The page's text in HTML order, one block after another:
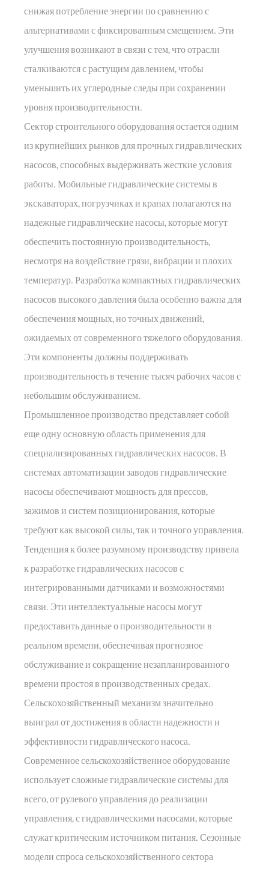
снижая потребление энергии по сравнению с
альтернативами с фиксированным смещением. Эти
улучшения возникают в связи с тем, что отрасли
сталкиваются с растущим давлением, чтобы
уменьшить их углеродные следы при сохранении
уровня производительности.
Сектор строительного оборудования остается одним
из крупнейших рынков для прочных гидравлических
насосов, способных выдерживать жесткие условия
работы. Мобильные гидравлические системы в
экскаваторах, погрузчиках и кранах полагаются на
надежные гидравлические насосы, которые могут
обеспечить постоянную производительность,
несмотря на воздействие грязи, вибрации и плохих
температур. Разработка компактных гидравлических
насосов высокого давления была особенно важна для
обеспечения мощных, но точных движений,
ожидаемых от современного тяжелого оборудования.
Эти компоненты должны поддерживать
производительность в течение тысяч рабочих часов с
небольшим обслуживанием.
Промышленное производство представляет собой
еще одну основную область применения для
специализированных гидравлических насосов. В
системах автоматизации заводов гидравлические
насосы обеспечивают мощность для прессов,
зажимов и систем позиционирования, которые
требуют как высокой силы, так и точного управления.
Тенденция к более разумному производству привела
к разработке гидравлических насосов с
интегрированными датчиками и возможностями
связи. Эти интеллектуальные насосы могут
предоставить данные о производительности в
реальном времени, обеспечивая прогнозное
обслуживание и сокращение незапланированного
времени простоя в производственных средах.
Сельскохозяйственный механизм значительно
выиграл от достижения в области надежности и
эффективности гидравлического насоса.
Современное сельскохозяйственное оборудование
использует сложные гидравлические системы для
всего, от рулевого управления до реализации
управления, с гидравлическими насосами, которые
служат критическим источником питания. Сезонные
модели спроса сельскохозяйственного сектора